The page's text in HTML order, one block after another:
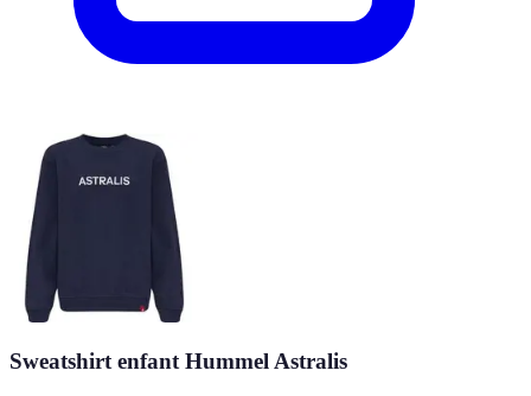
Sweatshirt enfant Hummel Astralis